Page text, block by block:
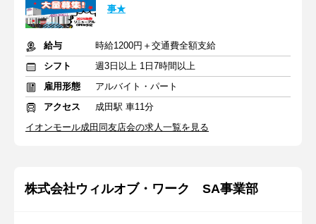
事★
給与
時給1200円＋交通費全額支給
シフト
週3日以上 1日7時間以上
雇用形態
アルバイト・パート
アクセス
成田駅 車11分
イオンモール成田同友店会の求人一覧を見る
株式会社ウィルオブ・ワーク SA事業部